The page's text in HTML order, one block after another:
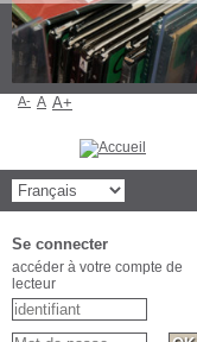
A- A A+
Se connecter
accéder à votre compte de
lecteur